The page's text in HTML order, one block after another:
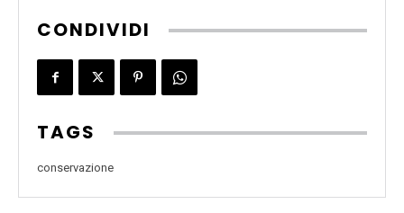
CONDIVIDI
TAGS
conservazione